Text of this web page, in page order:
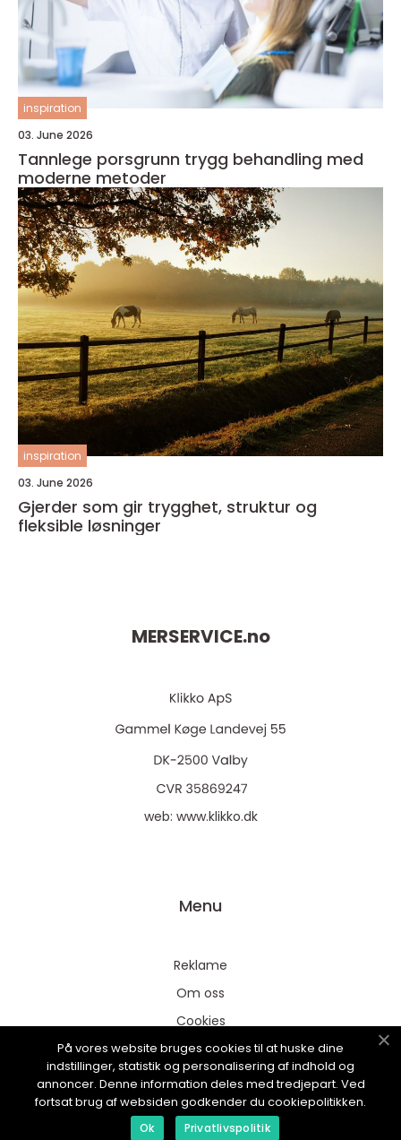
inspiration
03. June 2026
Tannlege porsgrunn trygg behandling med
moderne metoder
inspiration
03. June 2026
Gjerder som gir trygghet, struktur og
fleksible løsninger
MERSERVICE.no
web: www.klikko.dk
Menu
Reklame
Om oss
Cookies
Kontakt Oss
Sitemap
På vores website bruges cookies til at huske dine
indstillinger, statistik og personalisering af indhold og
annoncer. Denne information deles med tredjepart. Ved
fortsat brug af websiden godkender du cookiepolitikken.
Ok Privatlivspolitik